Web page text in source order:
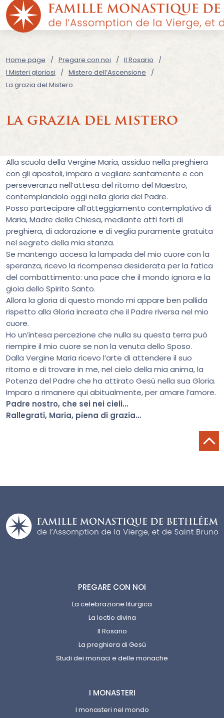
Home page Pregare con noi
Il Rosario
I Misteri gloriosi
Mistero dell’Ascensione
La grazia del Mistero
la grazia del mistero
Alla scuola della Vergine Maria, assiduo nella preghiera
con gli apostoli, imparo a vegliare santamente e con
perseveranza nell’attesa del ritorno del Maestro,
contemplandolo oggi nella gloria del Padre.
Posso partecipare all’atteggiamento contemplativo di
Maria, Madre della Chiesa, mediante atti forti di
preghiera, di adorazione e di veglia puramente gratuita
nel segreto della mia stanza.
Se mantengo accesa la lampada del mio cuore con la
speranza, ricevo la ricompensa desiderata per la fatica
del combattimento: una pace che il mondo ignora e la
gioia dello Spirito Santo.
Allora la gloria di questo mondo mi appare ben pallida
rispetto alla Gloria increata che il Padre riversa nel mio
cuore.
Ho un’intesa percezione che nulla su questa terra può
riempire il mio cuore se non la venuta dello Sposo.
Dalla Vergine Maria ricevo l’arte di attendere il suo
ritorno e di trovare in me, nel cielo della mia anima, la
Potenza del Padre che ha attirato Gesù nella sua Gloria.
Imparo a rimanere qui abitualmente, per amare l’amore.
Padre nostro, che sei nei cieli…
Rallegrati, Maria, piena di grazia…
I MONASTERI
I monasteri nel mondo
PREGARE CON NOI
La celebrazione liturgica
La lectio divina
Il Rosario
La preghiera di Gesù
Studi dei monaci e delle monache